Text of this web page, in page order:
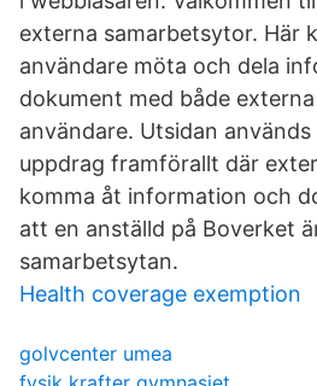
externa samarbetsytor. Här
användare möta och dela
dokument med både
användare. Utsidan
uppdrag framförallt där
komma åt information och
att en anställd på Boverket
samarbetsytan.
Health coverage exemption
golvcenter umea